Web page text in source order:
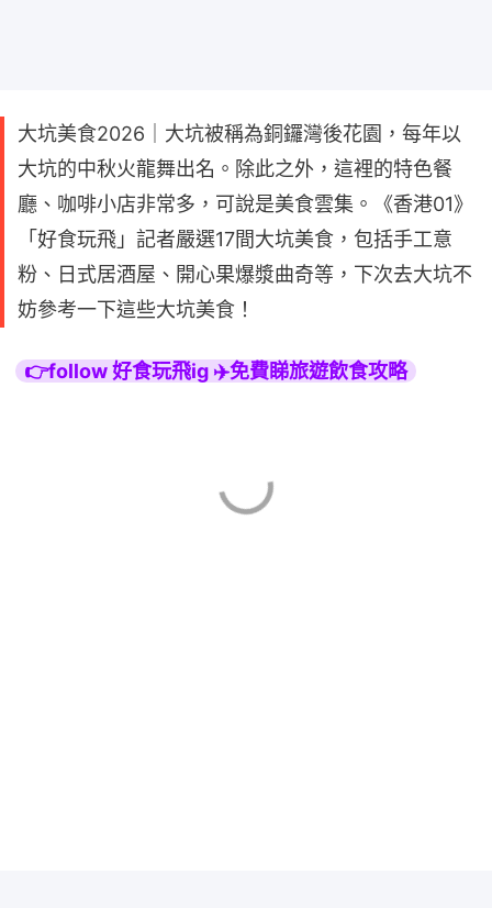
大坑美食2026｜大坑被稱為銅鑼灣後花園，每年以
大坑的中秋火龍舞出名。除此之外，這裡的特色餐
廳、咖啡小店非常多，可說是美食雲集。《香港01》
「好食玩飛」記者嚴選17間大坑美食，包括手工意
粉、日式居酒屋、開心果爆漿曲奇等，下次去大坑不
妨參考一下這些大坑美食！
👉follow 好食玩飛ig ✈️免費睇旅遊飲食攻略